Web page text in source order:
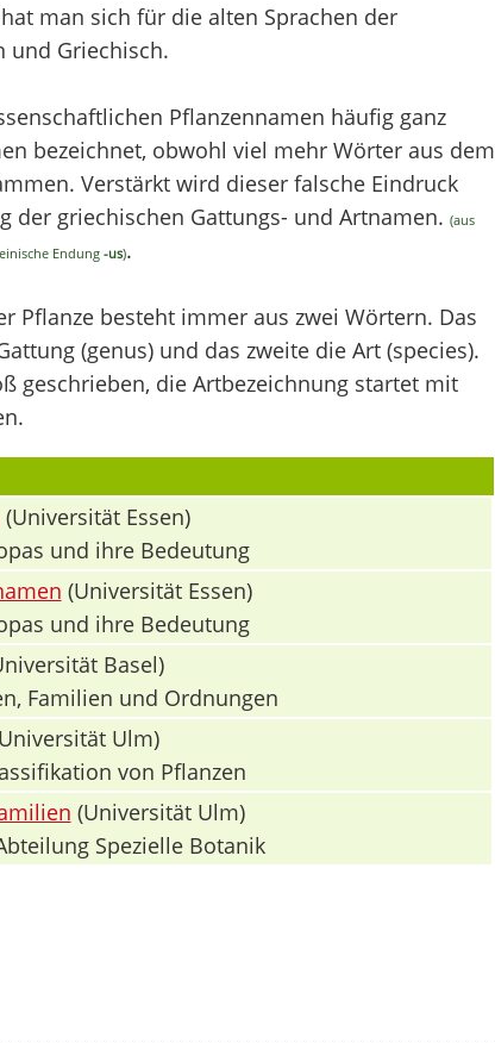
man sich für die alten Sprachen der
und Griechisch.
Pflanzennamen häufig ganz
bezeichnet, obwohl viel mehr Wörter aus dem
Verstärkt wird dieser falsche Eindruck
der griechischen Gattungs- und Artnamen. (aus
Endung -us).
Pflanze besteht immer aus zwei Wörtern. Das
(genus) und das zweite die Art (species).
geschrieben, die Artbezeichnung startet mit
(Universität Essen)
und ihre Bedeutung
(Universität Essen)
und ihre Bedeutung
Basel)
Familien und Ordnungen
Ulm)
von Pflanzen
(Universität Ulm)
Spezielle Botanik